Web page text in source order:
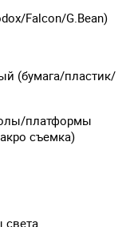
Falcon/G.Bean)
(бумага/пластик/
платформы
съемка)